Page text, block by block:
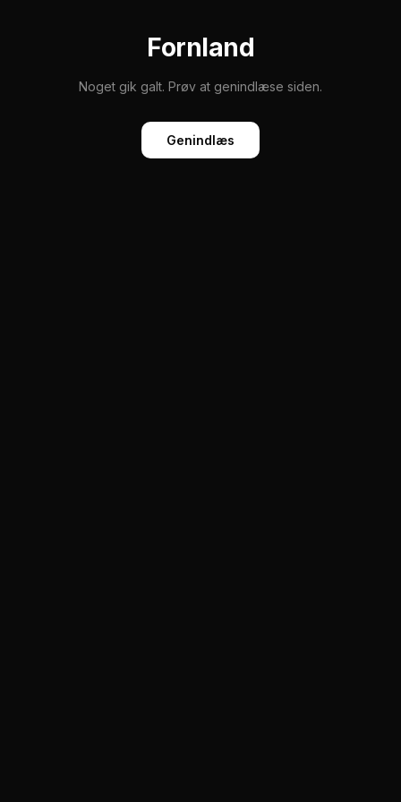
Fornland
Noget gik galt. Prøv at genindlæse siden.
Genindlæs